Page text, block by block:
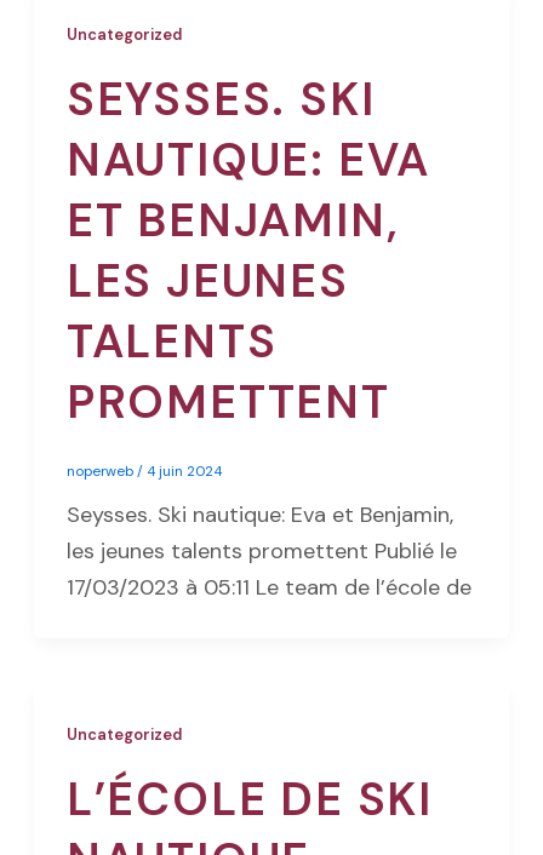
Uncategorized
SEYSSES. SKI
NAUTIQUE: EVA
ET BENJAMIN,
LES JEUNES
TALENTS
PROMETTENT
noperweb/ 4 juin 2024
Seysses. Ski nautique: Eva et Benjamin,
les jeunes talents promettent Publié le
17/03/2023 à 05:11 Le team de l’école de
Uncategorized
L’ÉCOLE DE SKI